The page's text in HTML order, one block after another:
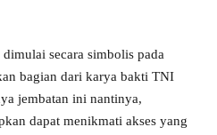
secara simbolis pada
bagian dari karya bakti TNI
jembatan ini nantinya,
dapat menikmati akses yang